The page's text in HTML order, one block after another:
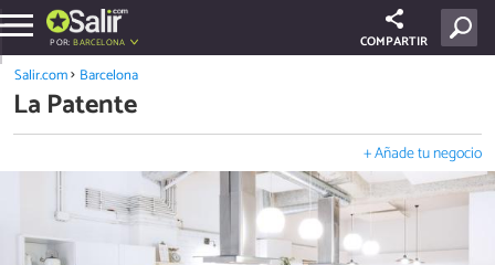
POR:BARCELONA COMPARTIR
Salir.com Barcelona
La Patente
+ Añade tu negocio